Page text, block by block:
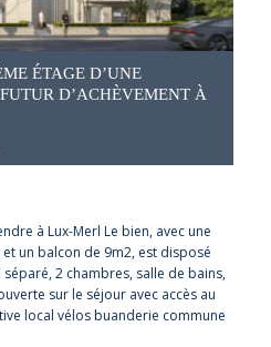
ÉTAGE D’UNE
D’ACHÈVEMENT À
à Lux-Merl Le bien, avec une
un balcon de 9m2, est disposé
séparé, 2 chambres, salle de bains,
sur le séjour avec accès au
local vélos buanderie commune